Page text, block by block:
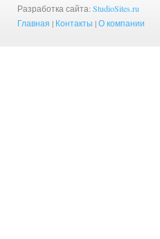
Разработка сайта: StudioSites.ru
Главная | Контакты |О компании